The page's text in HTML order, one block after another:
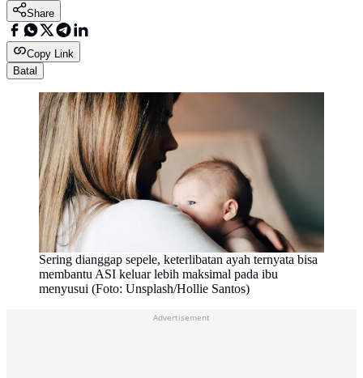
Share
Copy Link
Batal
Sering dianggap sepele, keterlibatan ayah ternyata bisa
membantu ASI keluar lebih maksimal pada ibu
menyusui (Foto: Unsplash/Hollie Santos)
Advertisement